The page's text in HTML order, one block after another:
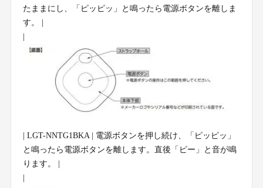
たままにし、「ピッピッ」と鳴ったら電源ボタンを離しま
す。 |
| LGT-NNTG1BKA | 電源ボタンを押し続け、「ピッピッ」
と鳴ったら電源ボタンを離します。直後「ピー」と音が鳴
ります。 |
|